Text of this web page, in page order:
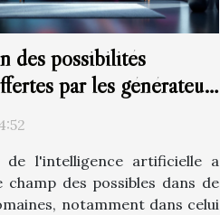
des possibilités
par les générateurs
d'IA
de l'intelligence artificielle a
champ des possibles dans de
notamment dans celui